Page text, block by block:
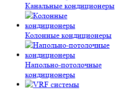
Канальные кондиционеры
Колонные кондиционеры
Напольно-потолочные
кондиционеры